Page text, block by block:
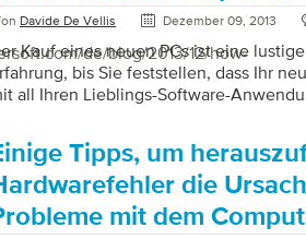
de/blog/2013/12/how-
Davide De Vellis Dezember 09, 2013
Kauf eines neuen PCs ist eine
bis Sie feststellen, dass Ihr
all Ihren Lieblings-Software-
und Filmen ausgestattet ist alles perfekt
alten Computer. Microsoft hat
die den Prozess der
Computern ein wenig weniger
einfach) für alle gemacht hat.
Tipps, um
die
mit dem